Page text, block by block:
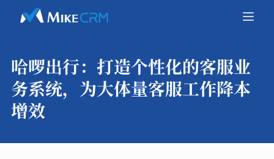
哈啰出行： 打造个性化的客服业
务系统，为大体量客服工作降本
增效